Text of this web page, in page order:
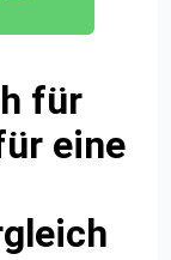
für
eine